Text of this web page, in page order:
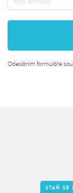
Odesláním formuláře
STAŇ SE